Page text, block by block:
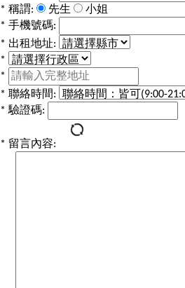
* 稱謂: 先生
小姐
* 手機號碼:
* 出租地址:
*
*
* 聯絡時間:
* 驗證碼:
* 留言內容: